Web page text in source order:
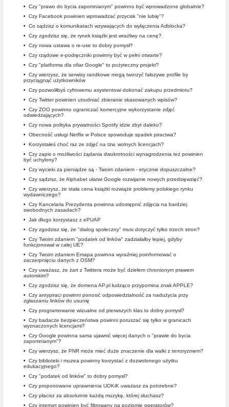
• Czy "prawo do bycia zapomnianym" powinno być wprowadzone globalnie?
• Czy Facebook powinien wprowadzać przycisk "nie lubię"?
• Co sądzisz o komunikatach wzywających do wyłączenia Adblocka?
• Czy zgodzisz się, że rynek książki jest wrażliwy na cenę?
• Czy nowa ustawa o re-use to dobry pomysł?
• Czy rządowe e-podręczniki powinny być w pełni otwarte?
• Czy "platforma dla ofiar Google" to pożyteczny projekt?
• Czy wierzysz, że serwisy randkowe mogą tworzyć fałszywe profile by
przyciągnąć użytkowników
• Czy pozwoliłbyś cyfrowemu asystentowi dokonać zakupu przedmiotu?
• Czy Twitter powinien utrudniać zbieranie skasowanych wpisów?
• Czy ZOO powinno ograniczać komercyjne wykorzystanie zdjęć
odwiedzających?
• Czy nowa polityka prywatności Spotify idzie zbyt daleko?
• Obecność usługi Netflix w Polsce spowoduje spadek piractwa?
• Korzystałeś choć raz ze zdjęć na tzw. wolnych licencjach?
• Czy zapis o możliwości żądania dwukrotności wynagrodzenia też powinien
być uchylony?
• Czy wycieki za pieniądze są - Twoim zdaniem - etycznie dopuszczalne?
• Czy sądzisz, że Alphabet ułatwi Google rozwijanie nowych przedsięwzięć?
• Czy wierzysz, że stała cena książki rozwiąże problemy polskiego rynku
wydawniczego?
• Czy Kancelaria Prezydenta powinna udostępnić zdjęcia na bardziej
swobodnych zasadach?
• Jak długo korzystasz z ePUAP
• Czy zgodzisz się, że "dialog społeczny" musi dotyczyć tylko trzech stron?
• Czy Twoim zdaniem "podatek od linków" zadziałałby lepiej, gdyby
funkcjonował w całej UE?
• Czy Twoim zdaniem Emapa powinna wyraźniej poinformować o
zaczerpnięciu danych z OSM?
• Czy uważasz, że żart z Twittera może być dziełem chronionym prawem
autorskim?
• Czy zgodzisz się, że domena AP.pl łudząco przypomina znak APPLE?
• Czy antypiraci powinni ponosić odpowiedzialność za nadużycia przy
zgłaszaniu linków do usunię
• Czy programowanie wizualne od pierwszych klas to dobry pomysł?
• Czy badacze bezpieczeństwa powinni poruszać się tylko w granicach
wyznaczonych licencjami?
• Czy Google powinna sama ujawnić więcej danych o "prawie do bycia
zapomnianym"?
• Czy wierzysz, że PNR może mieć duże znaczenie dla walki z terroryzmem?
• Czy biblioteki i muzea powinny korzystać z dozwolonego użytku
edukacyjnego?
• Czy "podatek od linków" to dobry pomysł?
• Czy proponowane uprawnienia UOKiK uważasz za potrzebne?
• Czy płacisz za absolutnie każdą muzykę, której słuchasz?
• Czy internet powinien być filtrowany na poziomie operatorów?